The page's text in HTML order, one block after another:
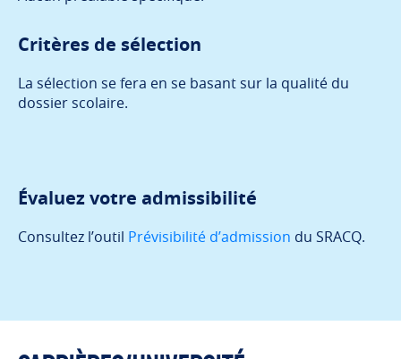
Critères de sélection
La sélection se fera en se basant sur la qualité du
dossier scolaire.
Évaluez votre admissibilité
Consultez l’outil Prévisibilité d’admission du SRACQ.